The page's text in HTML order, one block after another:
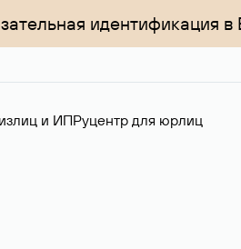
идентификация
и ИПРуцентр для юрлиц